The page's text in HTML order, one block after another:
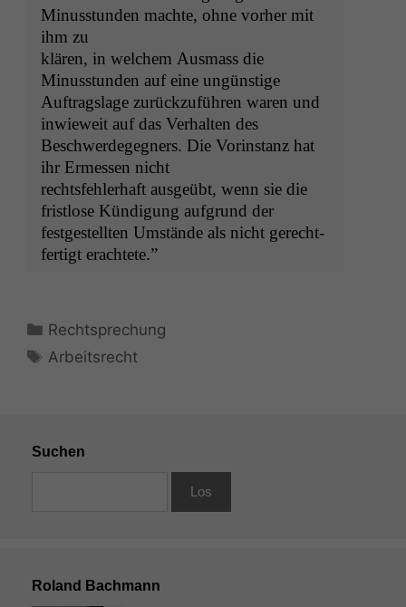
Minusstun­den machte, ohne vorher mit
ihm zu
klären, in welchem Aus­mass die
Minusstun­den auf eine ungünstige
Auf­tragslage zurück­zuführen waren und
inwieweit auf das Ver­hal­ten des
Beschw­erdegeg­n­ers. Die Vorin­stanz hat
ihr Ermessen nicht
rechts­fehler­haft aus­geübt, wenn sie die
frist­lose Kündi­gung auf­grund der
fest­gestell­ten Umstände als nicht gerecht­
fer­tigt erachtete.”
Kategorien
Rechtsprechung
Schlagwörter
Arbeitsrecht
Suchen
Roland Bachmann